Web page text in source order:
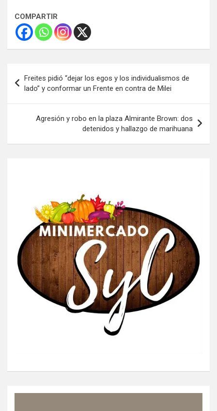
COMPARTIR
de
entradas
Freites pidió “dejar los egos y los individualismos de
lado” y conformar un Frente en contra de Milei
Agresión y robo en la plaza Almirante Brown: dos
detenidos y hallazgo de marihuana